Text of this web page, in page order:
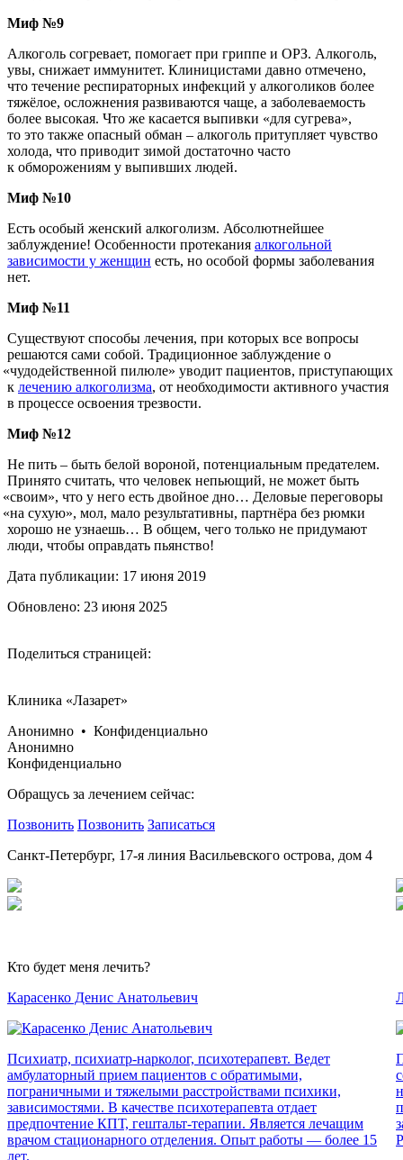
Миф №9
Алкоголь согревает, помогает при гриппе и ОРЗ. Алкоголь,
увы, снижает иммунитет. Клиницистами давно отмечено,
что течение респираторных инфекций у алкоголиков более
тяжёлое, осложнения развиваются чаще, а заболеваемость
более высокая. Что же касается выпивки «для сугрева»,
то это также опасный обман – алкоголь притупляет чувство
холода, что приводит зимой достаточно часто
к обморожениям у выпивших людей.
Миф №10
Есть особый женский алкоголизм. Абсолютнейшее
заблуждение! Особенности протекания алкогольной
зависимости у женщин есть, но особой формы заболевания
нет.
Миф №11
Существуют способы лечения, при которых все вопросы
решаются сами собой. Традиционное заблуждение о
«чудодейственной пилюле» уводит пациентов, приступающих
к лечению алкоголизма, от необходимости активного участия
в процессе освоения трезвости.
Миф №12
Не пить – быть белой вороной, потенциальным предателем.
Принято считать, что человек непьющий, не может быть
«своим», что у него есть двойное дно… Деловые переговоры
«на сухую», мол, мало результативны, партнёра без рюмки
хорошо не узнаешь… В общем, чего только не придумают
люди, чтобы оправдать пьянство!
Дата публикации: 17 июня 2019
Обновлено: 23 июня 2025
Поделиться страницей:
Клиника «Лазарет»
Анонимно • Конфиденциально
Анонимно
Конфиденциально
Обращусь за лечением сейчас:
Позвонить Позвонить Записаться
Санкт-Петербург, 17-я линия Васильевского острова, дом 4
Кто будет меня лечить?
Карасенко Денис Анатольевич
Психиатр, психиатр-нарколог, психотерапевт. Ведет
амбулаторный прием пациентов с обратимыми,
пограничными и тяжелыми расстройствами психики,
зависимостями. В качестве психотерапевта отдает
предпочтение КПТ, гештальт-терапии. Является лечащим
врачом стационарного отделения. Опыт работы — более 15
лет.